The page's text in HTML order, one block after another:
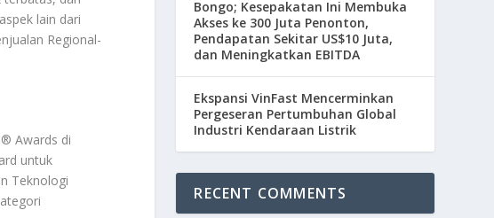
lain dari
Regional-
Awards di
untuk
Teknologi
Bongo; Kesepakatan Ini Membuka
Akses ke 300 Juta Penonton,
Pendapatan Sekitar US$10 Juta,
dan Meningkatkan EBITDA
Ekspansi VinFast Mencerminkan
Pergeseran Pertumbuhan Global
Industri Kendaraan Listrik
RECENT COMMENTS